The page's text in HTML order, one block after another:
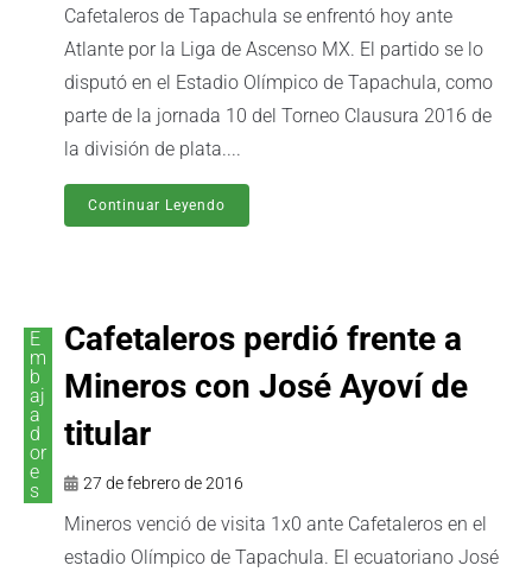
Cafetaleros de Tapachula se enfrentó hoy ante
Atlante por la Liga de Ascenso MX. El partido se lo
disputó en el Estadio Olímpico de Tapachula, como
parte de la jornada 10 del Torneo Clausura 2016 de
la división de plata....
Continuar Leyendo
E
m
b
aj
a
d
or
e
s
Cafetaleros perdió frente a
Mineros con José Ayoví de
titular
27 de febrero de 2016
Mineros venció de visita 1x0 ante Cafetaleros en el
estadio Olímpico de Tapachula. El ecuatoriano José